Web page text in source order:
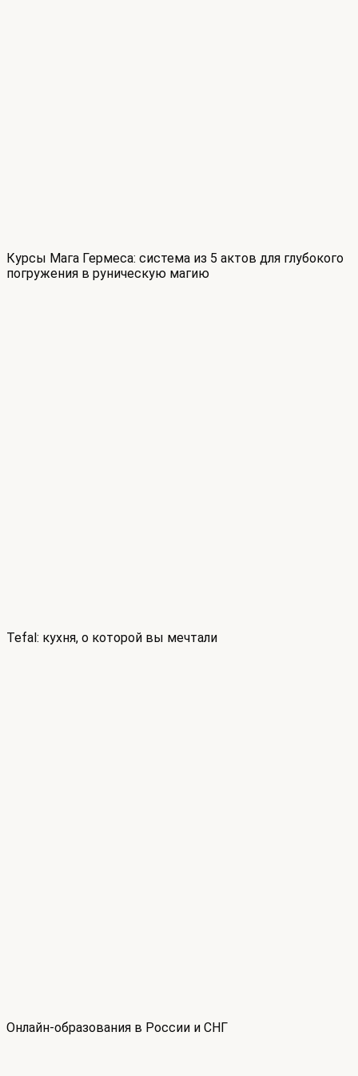
Курсы Мага Гермеса: система из 5 актов для глубокого
погружения в руническую магию
Tefal: кухня, о которой вы мечтали
Онлайн-образования в России и СНГ